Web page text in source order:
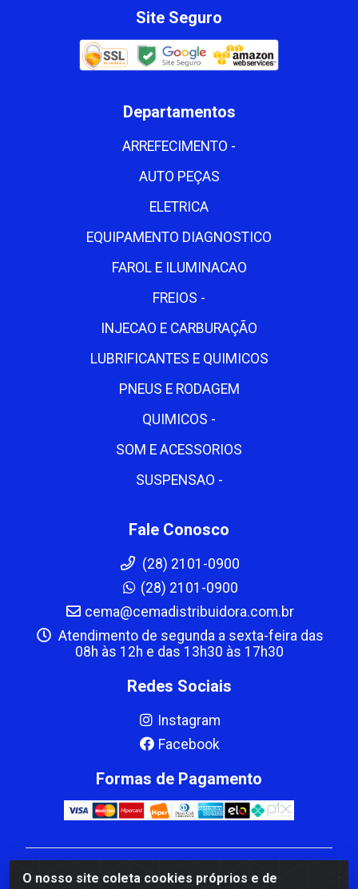
O nosso site coleta cookies próprios e de
Site Seguro
Departamentos
ARREFECIMENTO -
AUTO PEÇAS
ELETRICA
EQUIPAMENTO DIAGNOSTICO
FAROL E ILUMINACAO
FREIOS -
INJECAO E CARBURAÇÃO
LUBRIFICANTES E QUIMICOS
PNEUS E RODAGEM
QUIMICOS -
SOM E ACESSORIOS
SUSPENSAO -
Fale Conosco
(28) 2101-0900
(28) 2101-0900
cema@cemadistribuidora.com.br
Atendimento de segunda a sexta-feira das
08h às 12h e das 13h30 às 17h30
Redes Sociais
Instagram
Facebook
Formas de Pagamento
CBP MACEDO COMERCIO PEÇAS LTDA Matriz - av